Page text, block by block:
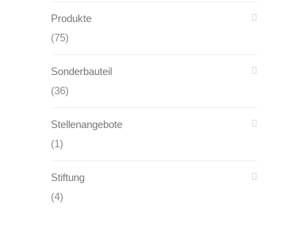
Produkte
(75)
Sonderbauteil
(36)
Stellenangebote
(1)
Stiftung
(4)